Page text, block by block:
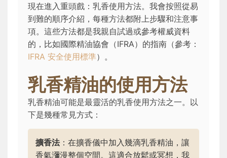
現在進入重頭戲：乳香使用方法。我會按照從易
到難的順序介紹，每種方法都附上步驟和注意事
項。這些方法都是我親自試過或參考權威資料
的，比如國際精油協會（IFRA）的指南（參考：
IFRA 安全使用標準）。
乳香精油的使用方法
乳香精油可能是最靈活的乳香使用方法之一。以
下是幾種常見方式：
擴香法：在擴香儀中加入幾滴乳香精油，讓
香氣瀰漫整個空間。這適合放鬆或冥想，我